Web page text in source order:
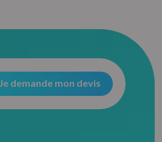
Je demande mon devis